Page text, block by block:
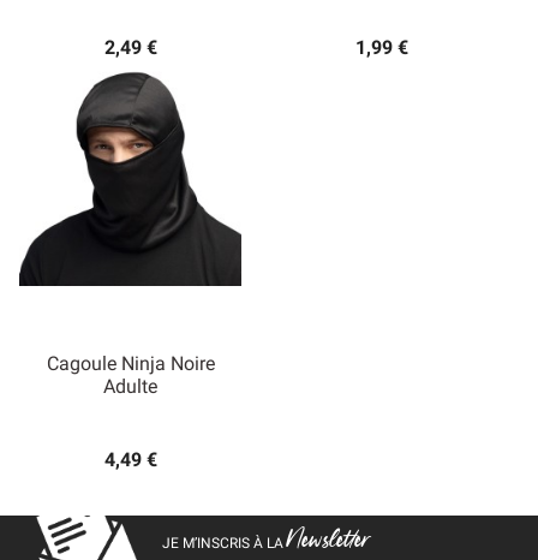
2,49 € 1,99 €
Cagoule Ninja Noire
Adulte
4,49 €
JE M’INSCRIS À LANewsletter